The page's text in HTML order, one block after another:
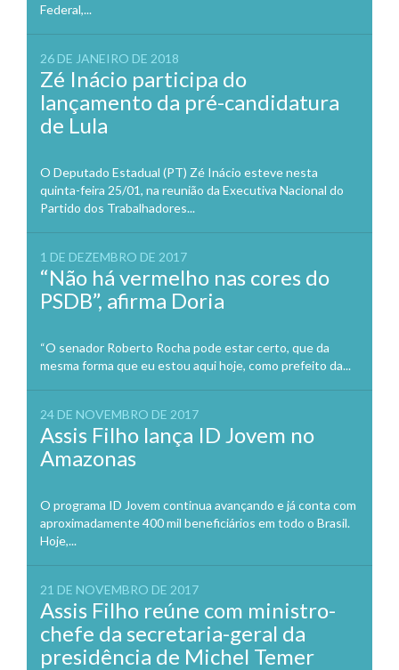
Federal,...
26 DE JANEIRO DE 2018
Zé Inácio participa do
lançamento da pré-candidatura
de Lula
O Deputado Estadual (PT) Zé Inácio esteve nesta
quinta-feira 25/01, na reunião da Executiva Nacional do
Partido dos Trabalhadores...
1 DE DEZEMBRO DE 2017
“Não há vermelho nas cores do
PSDB”, afirma Doria
“O senador Roberto Rocha pode estar certo, que da
mesma forma que eu estou aqui hoje, como prefeito da...
24 DE NOVEMBRO DE 2017
Assis Filho lança ID Jovem no
Amazonas
O programa ID Jovem continua avançando e já conta com
aproximadamente 400 mil beneficiários em todo o Brasil.
Hoje,...
21 DE NOVEMBRO DE 2017
Assis Filho reúne com ministro-
chefe da secretaria-geral da
presidência de Michel Temer